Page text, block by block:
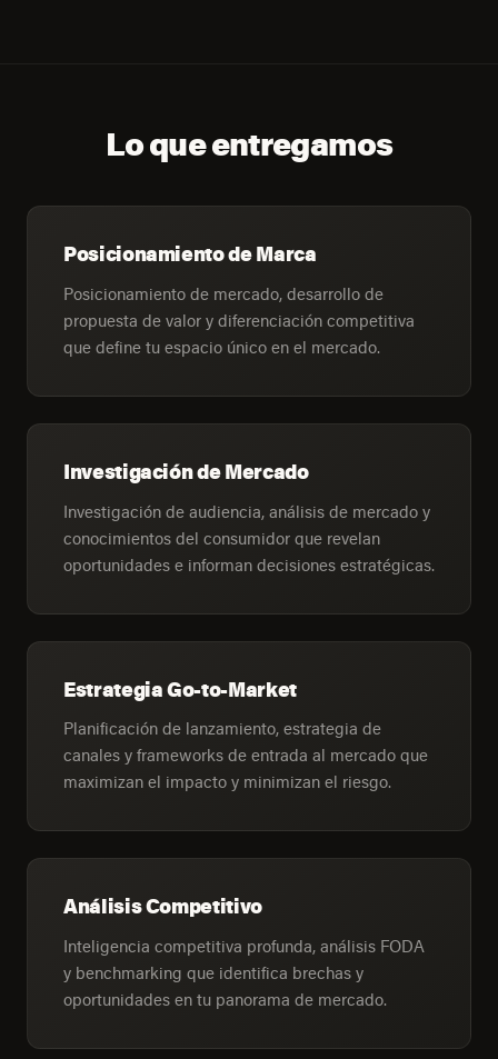
Lo que entregamos
Posicionamiento de Marca
Posicionamiento de mercado, desarrollo de
propuesta de valor y diferenciación competitiva
que define tu espacio único en el mercado.
Investigación de Mercado
Investigación de audiencia, análisis de mercado y
conocimientos del consumidor que revelan
oportunidades e informan decisiones estratégicas.
Estrategia Go-to-Market
Planificación de lanzamiento, estrategia de
canales y frameworks de entrada al mercado que
maximizan el impacto y minimizan el riesgo.
Análisis Competitivo
Inteligencia competitiva profunda, análisis FODA
y benchmarking que identifica brechas y
oportunidades en tu panorama de mercado.